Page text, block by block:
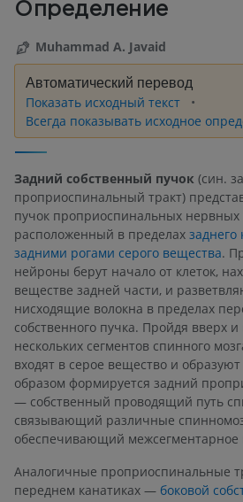
Определение
Muhammad A. Javaid
Автоматический перевод
Показать исходный текст
Всегда показывать исходное
Задний собственный пучок (син.
проприоспинальный тракт)
пучок проприоспинальных нервных
расположенный в пределах заднего
задними рогами серого вещества.
нейроны берут начало от клеток,
веществе задней части, и
нисходящие волокна в пределах
собственного пучка. Пройдя вверх
нескольких сегментов спинного
входят в серое вещество и
образом формируется задний
— собственный проводящий путь
связывающий различные
обеспечивающий межсегментарное
Аналогичные проприоспинальные
переднем канатиках — боковой